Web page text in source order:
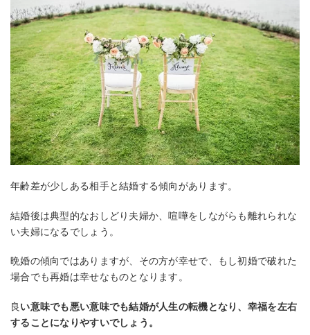
年齢差が少しある相手と結婚する傾向があります。
結婚後は典型的なおしどり夫婦か、喧嘩をしながらも離れられな
い夫婦になるでしょう。
晩婚の傾向ではありますが、その方が幸せで、もし初婚で破れた
場合でも再婚は幸せなものとなります。
良い意味でも悪い意味でも結婚が人生の転機となり、幸福を左右
することになりやすいでしょう。